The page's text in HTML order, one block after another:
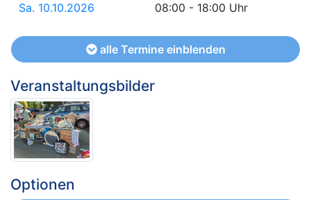
Sa. 10.10.2026 08:00 - 18:00 Uhr
alle Termine einblenden
Veranstaltungsbilder
Optionen